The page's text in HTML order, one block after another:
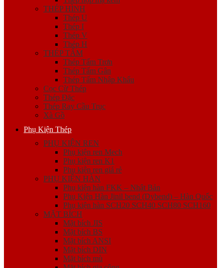
THÉP HÌNH
Thép U
Thép I
Thép V
Thép H
THÉP TẤM
Thép Tấm Trơn
Thép Tấm Gân
Thép Tấm Nhập Khẩu
Cọc Cừ Thép
Thép Đặc
Thép Ray Cầu Trục
Xà Gồ
Phụ Kiện Thép
PHỤ KIỆN REN
Phụ kiện ren Mech
Phụ kiện ren K1
Phụ kiện ren giá rẻ
PHỤ KIỆN HÀN
Phụ kiện hàn FKK – Nhật Bản
Phụ Kiện Hàn Jinil bend (Dybend) – Hàn Quốc
Phụ kiện hàn SCH20 SCH40 SCH80 SCH160
MẶT BÍCH
Mặt bích JIS
Mặt bích BS
Mặt bích ANSI
Mặt bích DIN
Mặt bích mù